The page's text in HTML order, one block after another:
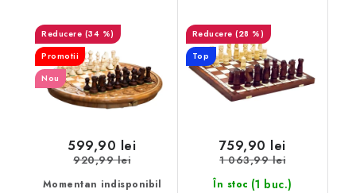
(34 %)
Promotii
Nou
Momentan indisponibil
599,90 lei
920,99 lei
(28 %)
Top
În stoc (1 buc.)
759,90 lei
1 063,99 lei